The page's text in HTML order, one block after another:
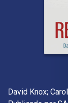
Autor(es)
David Knox;